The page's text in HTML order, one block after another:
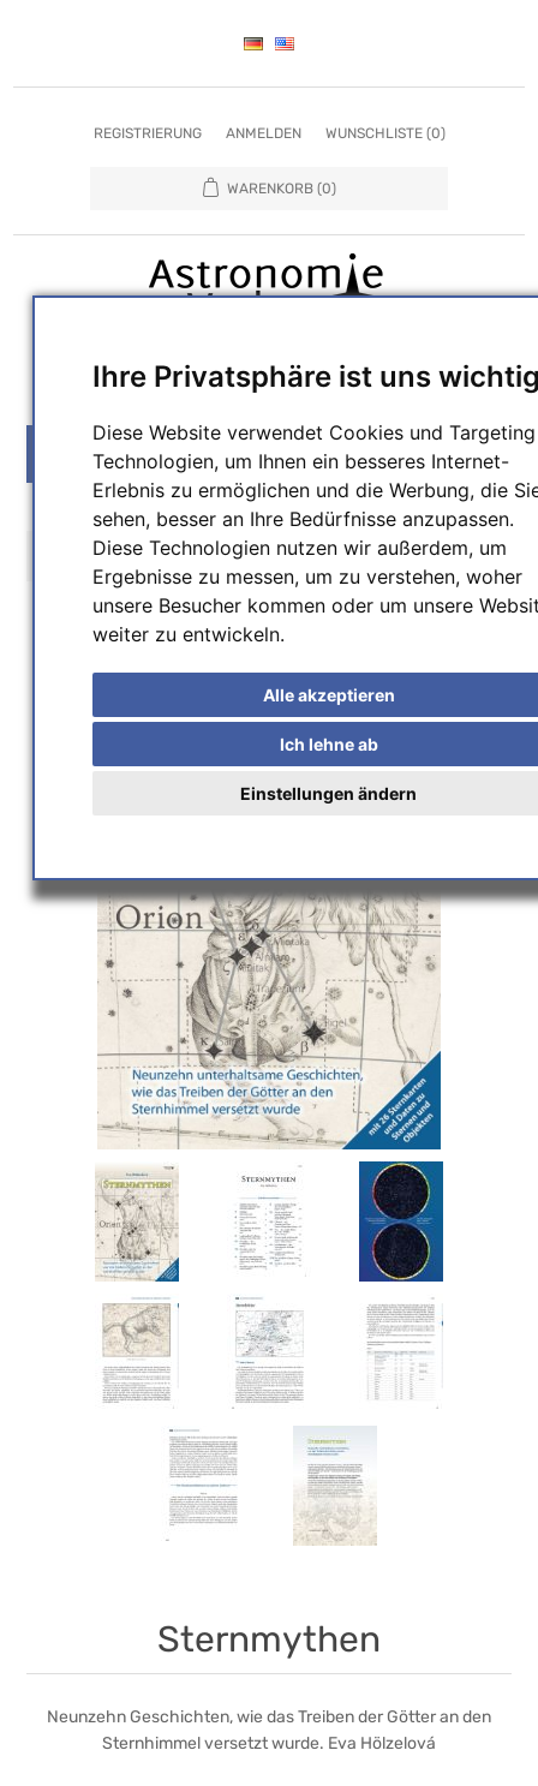
Ihre Privatsphäre ist uns
Diese Website verwendet Cookies und Targeting
Technologien, um Ihnen ein besseres Internet-
Erlebnis zu ermöglichen und die Werbung, die
sehen, besser an Ihre Bedürfnisse anzupassen.
Diese Technologien nutzen wir außerdem, um
Ergebnisse zu messen, um zu verstehen, woher
unsere Besucher kommen oder um unsere
weiter zu entwickeln.
Alle akzeptieren
Ich lehne ab
Einstellungen ändern
REGISTRIERUNG ANMELDEN WUNSCHLISTE (0)
WARENKORB (0)
SUCHEN
MENU
Home / Medien / Sternmythen
Sternmythen
Neunzehn Geschichten, wie das Treiben der Götter an den
Sternhimmel versetzt wurde. Eva Hölzelová
Attributbezeichnung Attributwert